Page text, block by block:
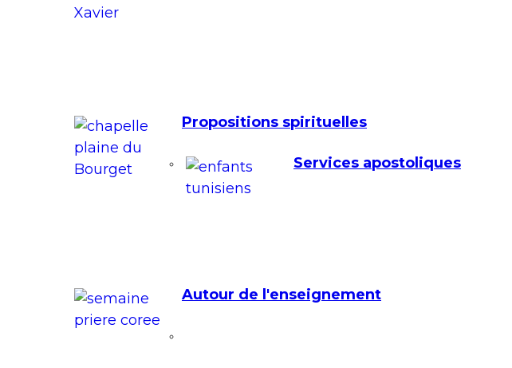
Propositions spirituelles
Services apostoliques
Autour de l'enseignement